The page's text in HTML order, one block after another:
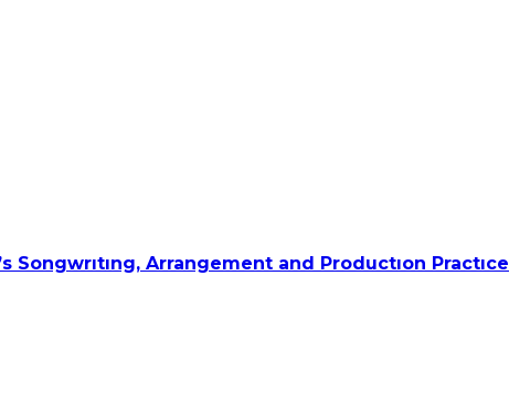
Songwrıtıng, Arrangement and Productıon Practıce